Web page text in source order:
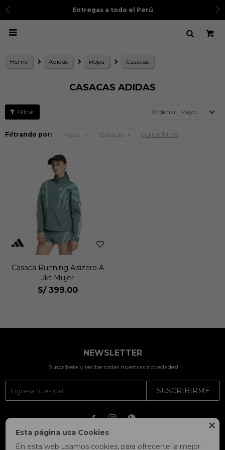

Esta página usa Cookies
En esta web usamos cookies, para ofrecerte la mejor
Entregas a todo el Perú

Home Adidas Ropa Casacas
CASACAS ADIDAS
Mayor precio
Filtrando por: Ropa Casacas Quitar filtros
Casaca Running Adizero A
Jkt Mujer
S/ 399.00
NEWSLETTER
¡Suscríbete y recibe todas nuestras novedades!
SUSCRIBIRME
  